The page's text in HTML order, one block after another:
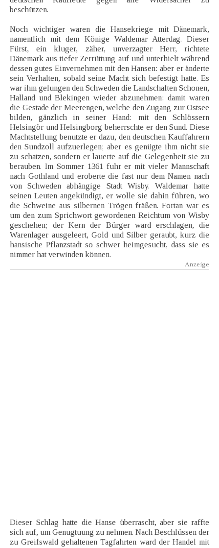
beschützen.
Noch wichtiger waren die Hansekriege mit Dänemark,
namentlich mit dem Könige Waldemar Atterdag. Dieser
Fürst, ein kluger, zäher, unverzagter Herr, richtete
Dänemark aus tiefer Zerrüttung auf und unterhielt während
dessen gutes Einvernehmen mit den Hansen: aber er änderte
sein Verhalten, sobald seine Macht sich befestigt hatte. Es
war ihm gelungen den Schweden die Landschaften Schonen,
Halland und Blekingen wieder abzunehmen: damit waren
die Gestade der Meerengen, welche den Zugang zur Ostsee
bilden, gänzlich in seiner Hand: mit den Schlössern
Helsingör und Helsingborg beherrschte er den Sund. Diese
Machtstellung benutzte er dazu, den deutschen Kauffahrern
den Sundzoll aufzuerlegen; aber es genügte ihm nicht sie
zu schatzen, sondern er lauerte auf die Gelegenheit sie zu
berauben. Im Sommer 1361 fuhr er mit vieler Mannschaft
nach Gothland und eroberte die fast nur dem Namen nach
von Schweden abhängige Stadt Wisby. Waldemar hatte
seinen Leuten angekündigt, er wolle sie dahin führen, wo
die Schweine aus silbernen Trögen fräßen. Fortan war es
um den zum Sprichwort gewordenen Reichtum von Wisby
geschehen; der Kern der Bürger ward erschlagen, die
Warenlager ausgeleert, Gold und Silber geraubt, kurz die
hansische Pflanzstadt so schwer heimgesucht, dass sie es
nimmer hat verwinden können.
Dieser Schlag hatte die Hanse überrascht, aber sie raffte
sich auf, um Genugtuung zu nehmen. Nach Beschlüssen der
zu Greifswald gehaltenen Tagfahrten ward der Handel mit